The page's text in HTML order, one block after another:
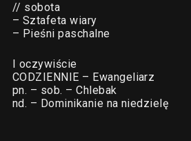
// sobota
– Sztafeta wiary
– Pieśni paschalne
I oczywiście
CODZIENNIE – Ewangeliarz
pn. – sob. – Chlebak
nd. – Dominikanie na niedzielę